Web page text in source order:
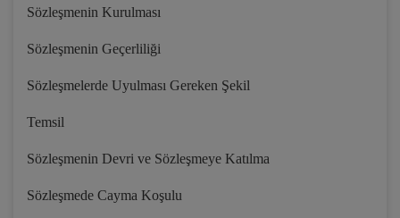
Sözleşmenin Kurulması
Sözleşmenin Geçerliliği
Sözleşmelerde Uyulması Gereken Şekil
Temsil
Sözleşmenin Devri ve Sözleşmeye Katılma
Sözleşmede Cayma Koşulu